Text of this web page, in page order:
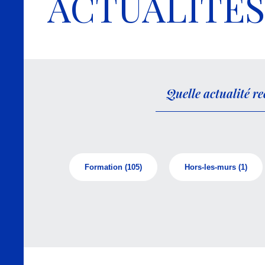
Formation (105) Hors-les-murs (1)